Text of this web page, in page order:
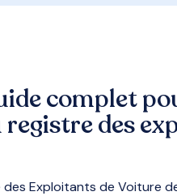
complet
registre des
des Exploitants de Voiture